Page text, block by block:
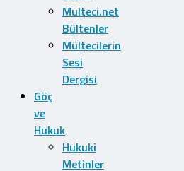
Multeci.net
Bültenler
Mültecilerin
Sesi
Dergisi
Göç
ve
Hukuk
Hukuki
Metinler